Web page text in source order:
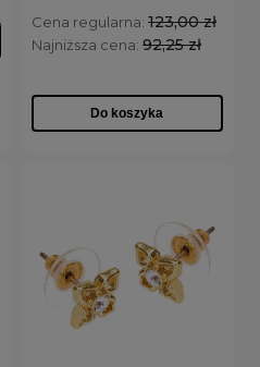
Cena regularna:123,00 zł
Najniższa cena:92,25 zł
Do koszyka